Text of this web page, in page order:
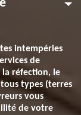
intempéries
de
réfection, le
types (terres
vous
de votre